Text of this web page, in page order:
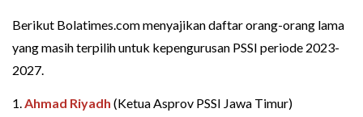
Berikut Bolatimes.com menyajikan daftar orang-orang lama
yang masih terpilih untuk kepengurusan PSSI periode 2023-
2027.
1.Ahmad Riyadh (Ketua Asprov PSSI Jawa Timur)